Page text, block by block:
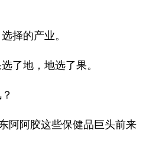
择的产业。
了地，地选了果。
阿阿胶这些保健品巨头前来